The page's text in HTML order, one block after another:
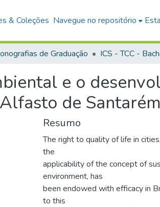
& Coleções Navegue no repositório
de Graduação
e o
de Santarém
Resumo
The right to quality of life in
the
applicability of the concept of
environment, has
been endowed with efficacy in
to this